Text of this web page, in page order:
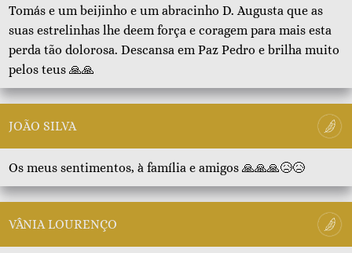
Tomás e um beijinho e um abracinho D. Augusta que as
suas estrelinhas lhe deem força e coragem para mais esta
perda tão dolorosa. Descansa em Paz Pedro e brilha muito
pelos teus 🙏🙏
JOÃO SILVA
Os meus sentimentos, à família e amigos 🙏🙏🙏😥😥
VÂNIA LOURENÇO